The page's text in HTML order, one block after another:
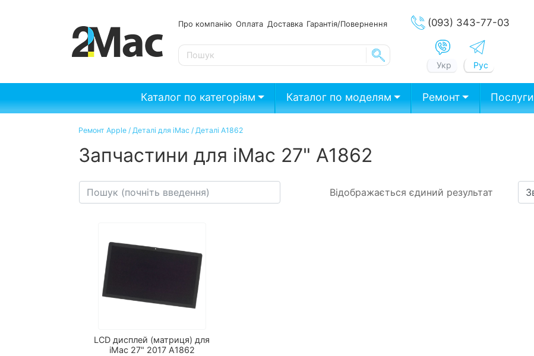
Про компанію Оплата Доставка Гарантія/Повернення
SE
(093) 343-77-03
Укр Рус
Каталог по категоріям Каталог по моделям Ремонт Послуги
Ремонт Apple / Деталі для iMac / Деталі A1862
Запчастини для iMac 27" A1862
Відображається єдиний результат
LCD дисплей (матриця) для
iMac 27" 2017 A1862